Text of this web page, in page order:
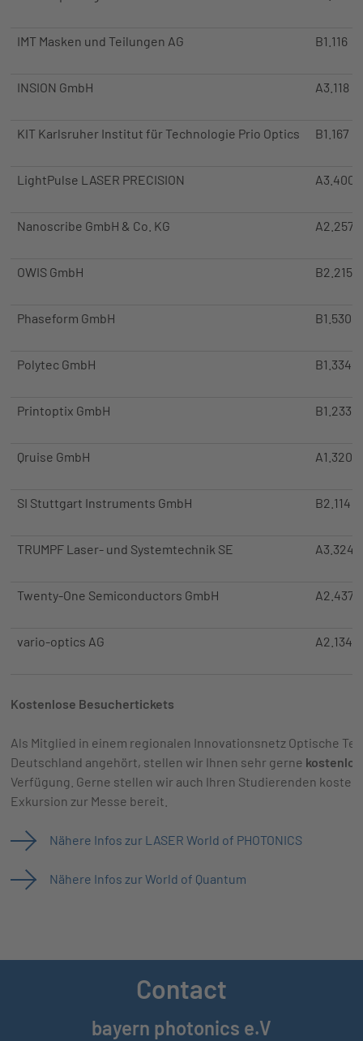
IMT Masken und Teilungen AG B1.116
INSION GmbH A3.118
KIT Karlsruher Institut für Technologie Prio Optics B1.167
LightPulse LASER PRECISION A3.400
Nanoscribe GmbH & Co. KG A2.257
OWIS GmbH B2.215
Phaseform GmbH B1.530
Polytec GmbH B1.334
Printoptix GmbH B1.233
Qruise GmbH A1.320
SI Stuttgart Instruments GmbH B2.114
TRUMPF Laser- und Systemtechnik SE A3.324
Twenty-One Semiconductors GmbH A2.437
vario-optics AG A2.134
Kostenlose Besuchertickets
Als Mitglied in einem regionalen Innovationsnetz Optische
Deutschland angehört, stellen wir Ihnen sehr gerne
Verfügung. Gerne stellen wir auch Ihren Studierenden
Exkursion zur Messe bereit.
Nähere Infos zur LASER World of PHOTONICS
Nähere Infos zur World of Quantum
Contact
bayern photonics e.V